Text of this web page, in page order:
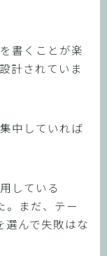
書くことが楽
計されていま
中していれば
している
。まだ、テー
選んで失敗はな